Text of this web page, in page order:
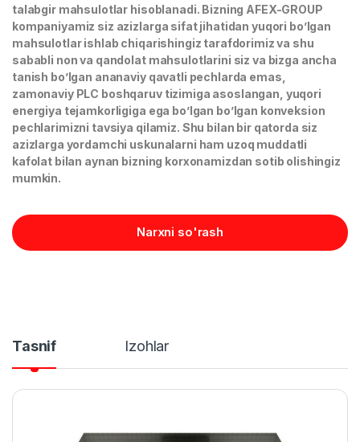
talabgir mahsulotlar hisoblanadi. Bizning AFEX-GROUP
kompaniyamiz siz azizlarga sifat jihatidan yuqori bo’lgan
mahsulotlar ishlab chiqarishingiz tarafdorimiz va shu
sababli non va qandolat mahsulotlarini siz va bizga ancha
tanish bo’lgan ananaviy qavatli pechlarda emas,
zamonaviy PLC boshqaruv tizimiga asoslangan, yuqori
energiya tejamkorligiga ega bo’lgan bo’lgan konveksion
pechlarimizni tavsiya qilamiz. Shu bilan bir qatorda siz
azizlarga yordamchi uskunalarni ham uzoq muddatli
kafolat bilan aynan bizning korxonamizdan sotib olishingiz
mumkin.
Narxni so'rash
Tasnif Izohlar